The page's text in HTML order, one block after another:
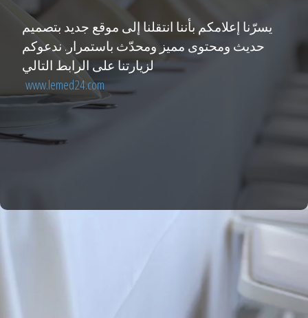
يسرّنا إعلامكم بأننا انتقلنا إلى موقع جديد بتصميم
حديث ومحتوى مميز ومحدّث باستمرار. ندعوكم
لزيارتنا على الرابط التالي
www.lemed24.com